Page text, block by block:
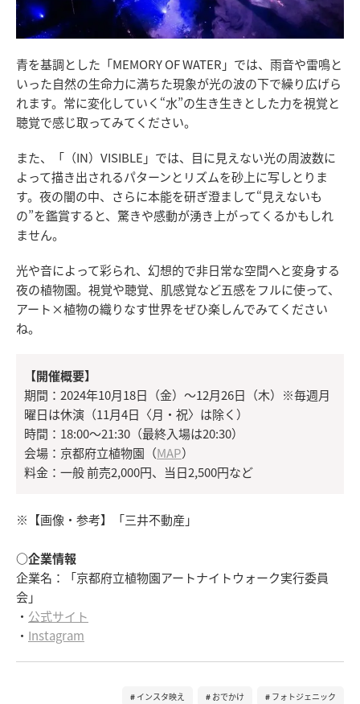
青を基調とした「MEMORY OF WATER」では、雨音や雷鳴と
いった自然の生命力に満ちた現象が光の波の下で繰り広げら
れます。常に変化していく“水”の生き生きとした力を視覚と
聴覚で感じ取ってみてください。
また、「（IN）VISIBLE」では、目に見えない光の周波数に
よって描き出されるパターンとリズムを砂上に写しとりま
す。夜の闇の中、さらに本能を研ぎ澄まして“見えないも
の”を鑑賞すると、驚きや感動が湧き上がってくるかもしれ
ません。
光や音によって彩られ、幻想的で非日常な空間へと変身する
夜の植物園。視覚や聴覚、肌感覚など五感をフルに使って、
アート×植物の織りなす世界をぜひ楽しんでみてください
ね。
【開催概要】
期間：2024年10月18日（金）～12月26日（木）※毎週月
曜日は休演（11月4日〈月・祝〉は除く）
時間：18:00～21:30（最終入場は20:30）
会場：京都府立植物園（MAP）
料金：一般 前売2,000円、当日2,500円など
※【画像・参考】「三井不動産」
○企業情報
企業名：「京都府立植物園アートナイトウォーク実行委員
会」
・ 公式サイト
・ Instagram
インスタ映え おでかけ フォトジェニック